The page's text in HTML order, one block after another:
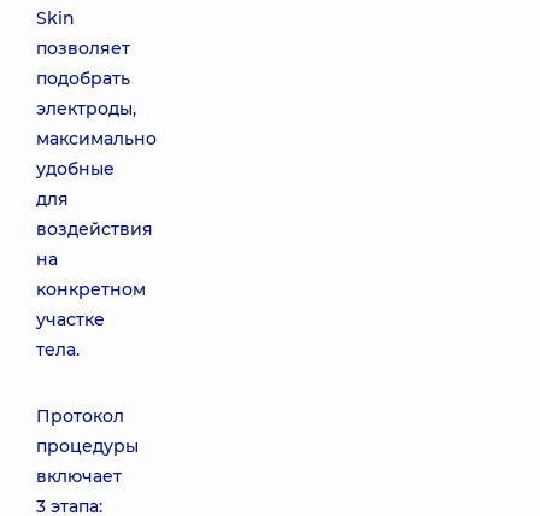
Skin
позволяет
подобрать
электроды,
максимально
удобные
для
воздействия
на
конкретном
участке
тела.
Протокол
процедуры
включает
3 этапа: